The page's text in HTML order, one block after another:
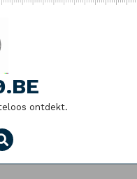
ontdekt.